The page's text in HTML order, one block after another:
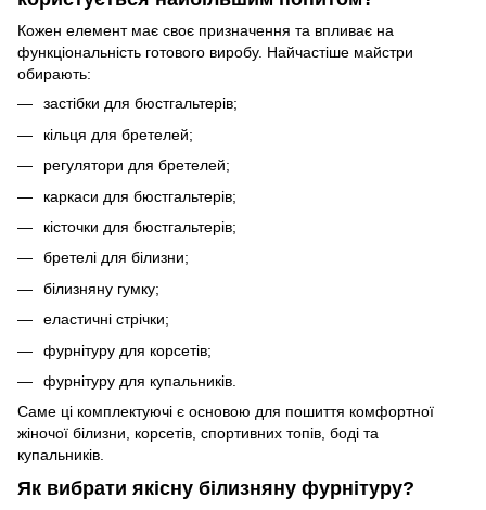
Кожен елемент має своє призначення та впливає на
функціональність готового виробу. Найчастіше майстри
обирають:
застібки для бюстгальтерів;
кільця для бретелей;
регулятори для бретелей;
каркаси для бюстгальтерів;
кісточки для бюстгальтерів;
бретелі для білизни;
білизняну гумку;
еластичні стрічки;
фурнітуру для корсетів;
фурнітуру для купальників.
Саме ці комплектуючі є основою для пошиття комфортної
жіночої білизни, корсетів, спортивних топів, боді та
купальників.
Як вибрати якісну білизняну фурнітуру?